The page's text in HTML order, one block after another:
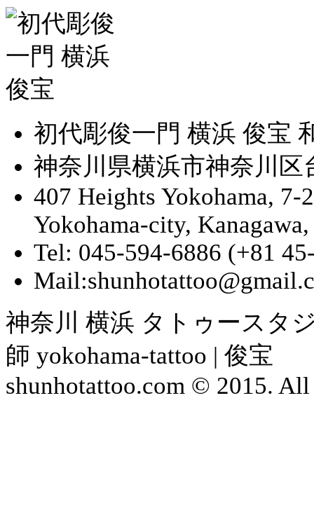
初代彫俊一門 横浜 俊宝
神奈川県横浜市神奈川区
407 Heights Yokohama,
Yokohama-city, Kanagawa,
Tel: 045-594-6886 (+81
神奈川 横浜 タトゥースタ
師 yokohama-tattoo | 俊宝
shunhotattoo.com © 2015. All